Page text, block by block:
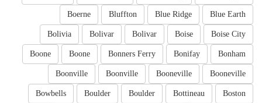
Blue Earth
Blue Ridge
Bluffton
Boerne
Boise City
Boise
Bolivar
Bolivar
Bolivia
Bonham
Bonifay
Bonners Ferry
Boone
Boone
Booneville
Booneville
Boonville
Boonville
Boston
Bottineau
Boulder
Boulder
Bowbells